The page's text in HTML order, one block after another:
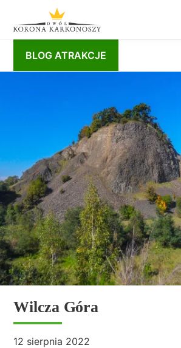
treści
BLOG ATRAKCJE
Wilcza Góra
12 sierpnia 2022